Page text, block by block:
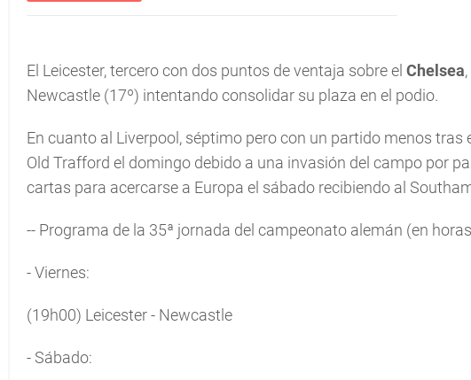
El Leicester, tercero con dos puntos de ventaja sobre el Chelsea
Newcastle (17º) intentando consolidar su plaza en el podio.
En cuanto al Liverpool, séptimo pero con un partido menos
Old Trafford el domingo debido a una invasión del campo por
cartas para acercarse a Europa el sábado recibiendo al
-- Programa de la 35ª jornada del campeonato alemán (en
- Viernes:
(19h00) Leicester - Newcastle
- Sábado: